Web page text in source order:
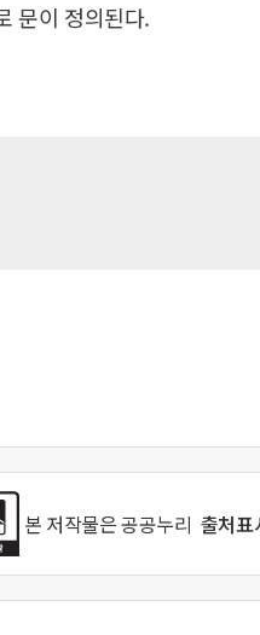
문이 정의된다.
본 저작물은공공누리 출처표